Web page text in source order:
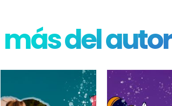
más del autor